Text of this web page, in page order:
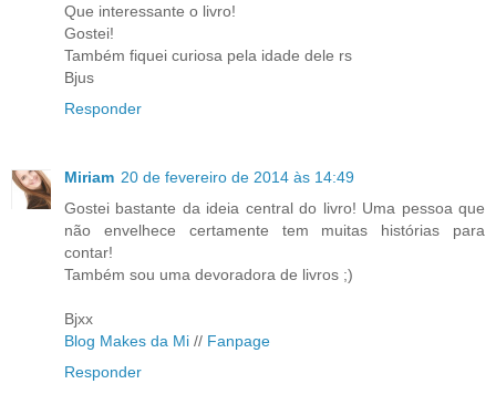
Que interessante o livro!
Gostei!
Também fiquei curiosa pela idade dele rs
Bjus
Responder
Miriam 20 de fevereiro de 2014 às 14:49
Gostei bastante da ideia central do livro! Uma pessoa que
não envelhece certamente tem muitas histórias para
contar!
Também sou uma devoradora de livros ;)
Bjxx
Blog Makes da Mi // Fanpage
Responder